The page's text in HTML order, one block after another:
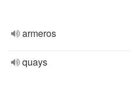
armeros
quays